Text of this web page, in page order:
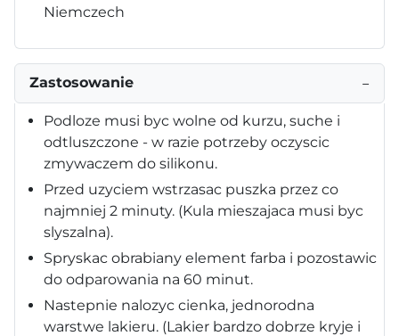
Niemczech
Zastosowanie −
Podloze musi byc wolne od kurzu, suche i
odtluszczone - w razie potrzeby oczyscic
zmywaczem do silikonu.
Przed uzyciem wstrzasac puszka przez co
najmniej 2 minuty. (Kula mieszajaca musi byc
slyszalna).
Spryskac obrabiany element farba i pozostawic
do odparowania na 60 minut.
Nastepnie nalozyc cienka, jednorodna
warstwe lakieru. (Lakier bardzo dobrze kryje i